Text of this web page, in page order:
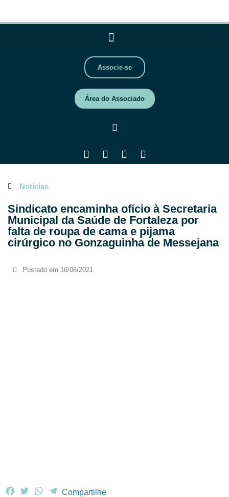
Associe-se
Área do Associado
Notícias
Sindicato encaminha ofício à Secretaria
Municipal da Saúde de Fortaleza por
falta de roupa de cama e pijama
cirúrgico no Gonzaguinha de Messejana
Postado em 16/08/2021
F
T
W
TCompartilhe